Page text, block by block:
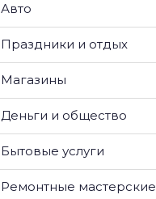
Авто
Праздники и отдых
Магазины
Деньги и общество
Бытовые услуги
Ремонтные мастерские